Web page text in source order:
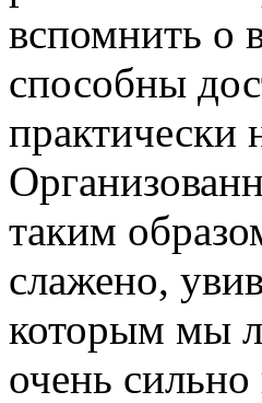
вспомнить о
способны
практически
таким
слажено,
которым мы
очень